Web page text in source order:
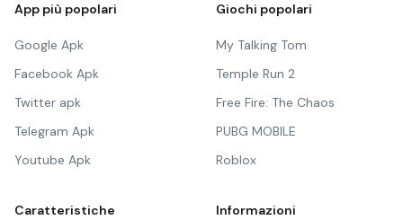
App più popolari
Google Apk
Facebook Apk
Twitter apk
Telegram Apk
Youtube Apk
Giochi popolari
My Talking Tom
Temple Run 2
Free Fire: The Chaos
PUBG MOBILE
Roblox
Caratteristiche Informazioni